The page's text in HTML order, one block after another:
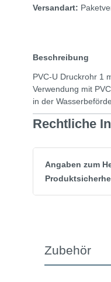
Versandart:
Beschreibung
PVC-U Druckrohr 1
Verwendung mit
in der
Rechtliche
Angaben zum
Zubehör